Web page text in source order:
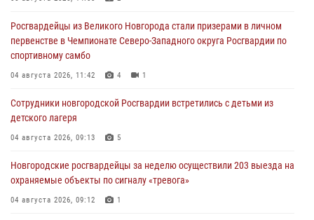
Росгвардейцы из Великого Новгорода стали призерами в личном
первенстве в Чемпионате Северо-Западного округа Росгвардии по
спортивному самбо
04 августа 2026, 11:42 4 1
Сотрудники новгородской Росгвардии встретились с детьми из
детского лагеря
04 августа 2026, 09:13 5
Новгородские росгвардейцы за неделю осуществили 203 выезда на
охраняемые объекты по сигналу «тревога»
04 августа 2026, 09:12 1